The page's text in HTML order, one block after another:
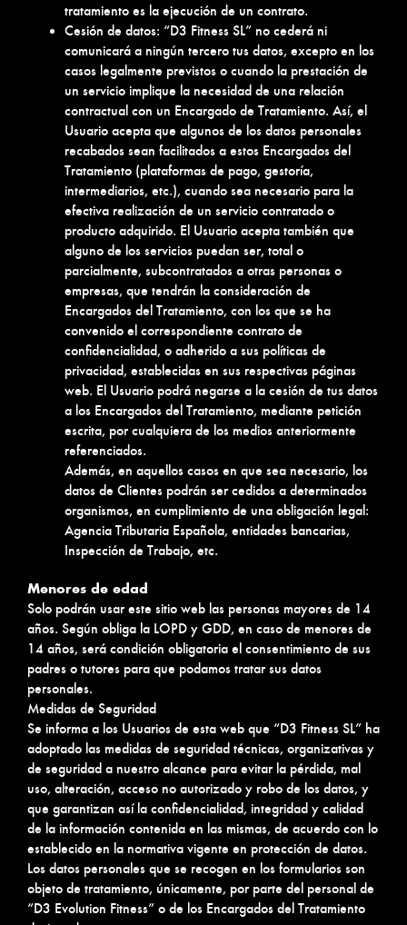
tratamiento es la ejecución de un contrato.
Cesión de datos: “D3 Fitness SL” no cederá ni
comunicará a ningún tercero tus datos, excepto en los
casos legalmente previstos o cuando la prestación de
un servicio implique la necesidad de una relación
contractual con un Encargado de Tratamiento. Así, el
Usuario acepta que algunos de los datos personales
recabados sean facilitados a estos Encargados del
Tratamiento (plataformas de pago, gestoría,
intermediarios, etc.), cuando sea necesario para la
efectiva realización de un servicio contratado o
producto adquirido. El Usuario acepta también que
alguno de los servicios puedan ser, total o
parcialmente, subcontratados a otras personas o
empresas, que tendrán la consideración de
Encargados del Tratamiento, con los que se ha
convenido el correspondiente contrato de
confidencialidad, o adherido a sus políticas de
privacidad, establecidas en sus respectivas páginas
web. El Usuario podrá negarse a la cesión de tus datos
a los Encargados del Tratamiento, mediante petición
escrita, por cualquiera de los medios anteriormente
referenciados.
Además, en aquellos casos en que sea necesario, los
datos de Clientes podrán ser cedidos a determinados
organismos, en cumplimiento de una obligación legal:
Agencia Tributaria Española, entidades bancarias,
Inspección de Trabajo, etc.
Menores de edad
Solo podrán usar este sitio web las personas mayores de 14
años. Según obliga la LOPD y GDD, en caso de menores de
14 años, será condición obligatoria el consentimiento de sus
padres o tutores para que podamos tratar sus datos
personales.
Medidas de Seguridad
Se informa a los Usuarios de esta web que “D3 Fitness SL” ha
adoptado las medidas de seguridad técnicas, organizativas y
de seguridad a nuestro alcance para evitar la pérdida, mal
uso, alteración, acceso no autorizado y robo de los datos, y
que garantizan así la confidencialidad, integridad y calidad
de la información contenida en las mismas, de acuerdo con lo
establecido en la normativa vigente en protección de datos.
Los datos personales que se recogen en los formularios son
objeto de tratamiento, únicamente, por parte del personal de
“D3 Evolution Fitness” o de los Encargados del Tratamiento